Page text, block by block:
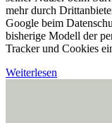
mehr durch
Google beim
bisherige Modell der
Tracker und Cookies
Weiterlesen